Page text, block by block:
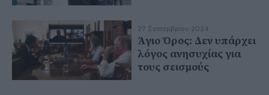
27 Σεπτεμβρίου 2024
Άγιο Όρος: Δεν υπάρχει
λόγος ανησυχίας για
τους σεισμούς